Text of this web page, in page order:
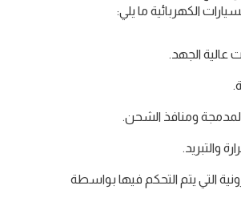
الكهربائية ما يلي:
عالية الجهد.
ومنافذ الشحن.
والتبريد.
التي يتم التحكم فيها بواسطة